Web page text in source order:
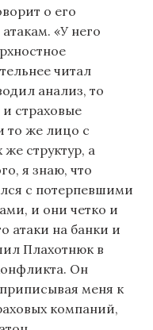
о его
«У него
читал
анализ, то
и страховые
то же лицо с
структур, а
я знаю, что
с потерпевшими
и они четко и
атаки на банки и
Плахотнюк в
Он
меня к
компаний,